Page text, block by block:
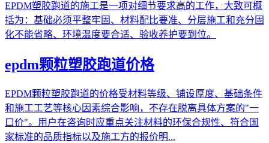
EPDM塑胶跑道的施工是一项对细节要求高的工作，大致可概
括为：基础必须平整牢固、材料配比要准、分层施工和充分固
化不能省略、环境温度要合适、验收养护要到位。
epdm颗粒塑胶跑道价格
EPDM颗粒塑胶跑道的价格受材料等级、铺设厚度、基础条件
和施工工艺等核心因素综合影响，不存在脱离具体方案的"一
口价"。用户在咨询时应重点关注材料的环保合规性、符合国
家标准的品质指标以及施工方的报价明...